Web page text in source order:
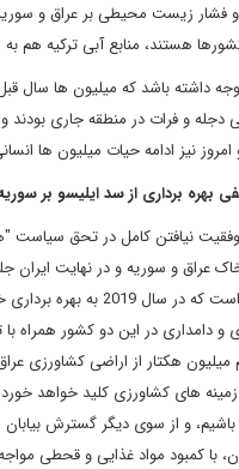
فشار زیست محیطی بر عراق و
هستند، منابع آبی ترکیه هم
توجه داشته باشد که میلیون ها
دجله و فرات در منطقه جاری
نیز ادامه حیات میلیون ها
بهره برداری ازسدایلیسو بر
نیافتن کامل در تحق سیاست
عراق و سوریه و در نهایت
روی رود دجله است
دامداری در این دو کشور همراه
٦ و نیم میلیون هکتار از اراضی
های کشاورزی کلید خواهد
و از سوی دیگر گسترش
با کمبود مواد غذایی و قحطی